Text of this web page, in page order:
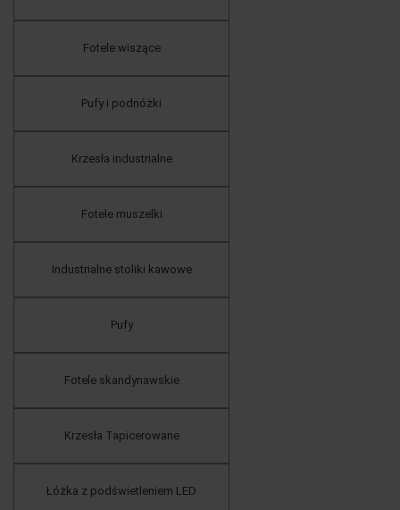
Fotele wiszące
Pufy i podnóżki
Krzesła industrialne
Fotele muszelki
Industrialne stoliki kawowe
Pufy
Fotele skandynawskie
Krzesła Tapicerowane
Łóżka z podświetleniem LED